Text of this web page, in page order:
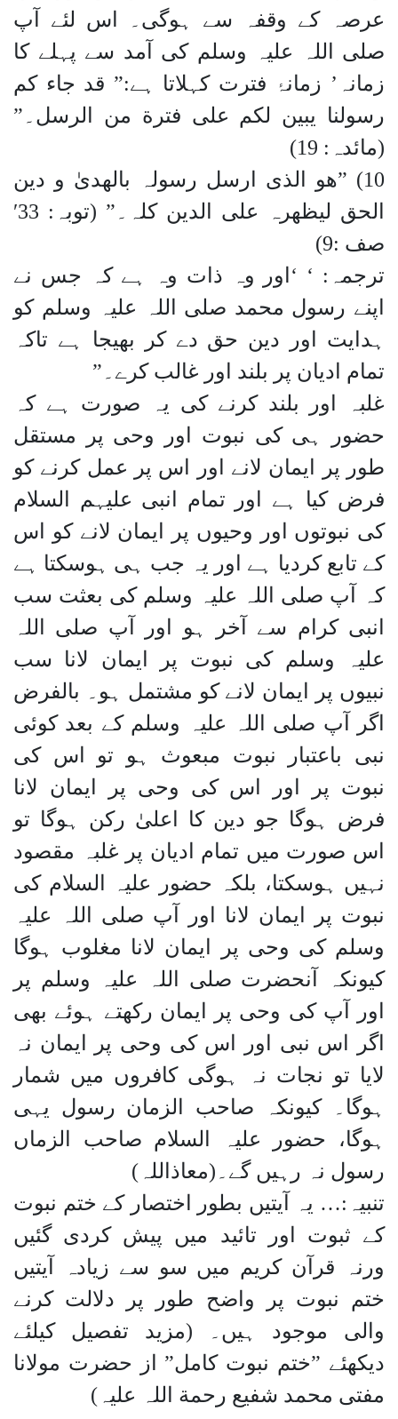
عرصہ کے وقفہ سے ہوگی۔ اس لئے آپ
صلی اللہ علیہ وسلم کی آمد سے پہلے کا
زمانہ’ زمانۂ فترت کہلاتا ہے:” قد جاء کم
رسولنا یبین لکم علی فترة من الرسل۔”
(مائدہ: 19)
10) ”ھو الذی ارسل رسولہ بالھدیٰ و دین
الحق لیظھرہ علی الدین کلہ۔” (توبہ: 33′
صف :9)
ترجمہ: ‘ ‘اور وہ ذات وہ ہے کہ جس نے
اپنے رسول محمد صلی اللہ علیہ وسلم کو
ہدایت اور دین حق دے کر بھیجا ہے تاکہ
تمام ادیان پر بلند اور غالب کرے۔”
غلبہ اور بلند کرنے کی یہ صورت ہے کہ
حضور ہی کی نبوت اور وحی پر مستقل
طور پر ایمان لانے اور اس پر عمل کرنے کو
فرض کیا ہے اور تمام انبی علیہم السلام
کی نبوتوں اور وحیوں پر ایمان لانے کو اس
کے تابع کردیا ہے اور یہ جب ہی ہوسکتا ہے
کہ آپ صلی اللہ علیہ وسلم کی بعثت سب
انبی کرام سے آخر ہو اور آپ صلی اللہ
علیہ وسلم کی نبوت پر ایمان لانا سب
نبیوں پر ایمان لانے کو مشتمل ہو۔ بالفرض
اگر آپ صلی اللہ علیہ وسلم کے بعد کوئی
نبی باعتبار نبوت مبعوث ہو تو اس کی
نبوت پر اور اس کی وحی پر ایمان لانا
فرض ہوگا جو دین کا اعلیٰ رکن ہوگا تو
اس صورت میں تمام ادیان پر غلبہ مقصود
نہیں ہوسکتا، بلکہ حضور علیہ السلام کی
نبوت پر ایمان لانا اور آپ صلی اللہ علیہ
وسلم کی وحی پر ایمان لانا مغلوب ہوگا
کیونکہ آنحضرت صلی اللہ علیہ وسلم پر
اور آپ کی وحی پر ایمان رکھتے ہوئے بھی
اگر اس نبی اور اس کی وحی پر ایمان نہ
لایا تو نجات نہ ہوگی کافروں میں شمار
ہوگا۔ کیونکہ صاحب الزمان رسول یہی
ہوگا، حضور علیہ السلام صاحب الزماں
رسول نہ رہیں گے۔(معاذاللہ)
تنبیہ:… یہ آیتیں بطور اختصار کے ختم نبوت
کے ثبوت اور تائید میں پیش کردی گئیں
ورنہ قرآن کریم میں سو سے زیادہ آیتیں
ختم نبوت پر واضح طور پر دلالت کرنے
والی موجود ہیں۔ (مزید تفصیل کیلئے
دیکھئے ”ختم نبوت کامل” از حضرت مولانا
مفتی محمد شفیع رحمة اللہ علیہ)